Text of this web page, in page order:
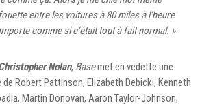
entre les voitures à 80 miles à l’heure
comme si c’était tout à fait normal. »
Nolan, Basemet en vedette une
Robert Pattinson, Elizabeth Debicki, Kenneth
Martin Donovan, Aaron Taylor-Johnson,